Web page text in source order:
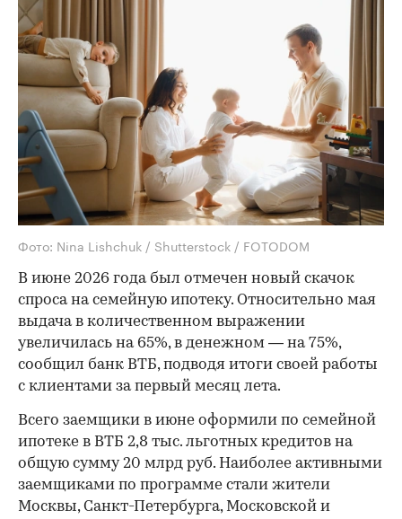
Фото: Nina Lishchuk / Shutterstock / FOTODOM
В июне 2026 года был отмечен новый скачок
спроса на семейную ипотеку. Относительно мая
выдача в количественном выражении
увеличилась на 65%, в денежном — на 75%,
сообщил банк ВТБ, подводя итоги своей работы
с клиентами за первый месяц лета.
Всего заемщики в июне оформили по семейной
ипотеке в ВТБ 2,8 тыс. льготных кредитов на
общую сумму 20 млрд руб. Наиболее активными
заемщиками по программе стали жители
Москвы, Санкт-Петербурга, Московской и